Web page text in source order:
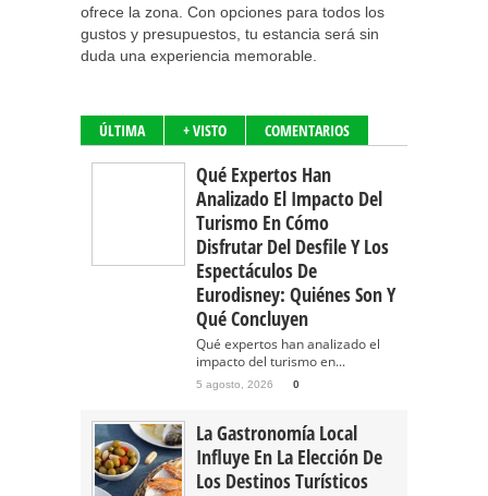
ofrece la zona. Con opciones para todos los
gustos y presupuestos, tu estancia será sin
duda una experiencia memorable.
ÚLTIMA + VISTO COMENTARIOS
Qué Expertos Han
Analizado El Impacto Del
Turismo En Cómo
Disfrutar Del Desfile Y Los
Espectáculos De
Eurodisney: Quiénes Son Y
Qué Concluyen
Qué expertos han analizado el
impacto del turismo en...
5 agosto, 2026 0
La Gastronomía Local
Influye En La Elección De
Los Destinos Turísticos